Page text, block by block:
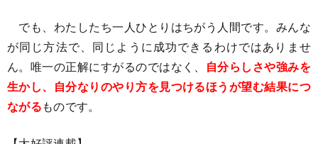
でも、わたしたち一人ひとりはちがう人間です。みんな
が同じ方法で、同じように成功できるわけではありませ
ん。唯一の正解にすがるのではなく、 自分らしさや強みを
生かし、自分なりのやり方を見つけるほうが望む結果につ
ながるものです。